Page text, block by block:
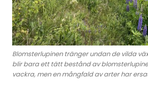
Blomsterlupinen tränger undan de vilda
blir bara ett tätt bestånd av
vackra, men en mångfald av arter har